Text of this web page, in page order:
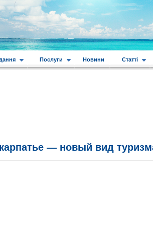
Послуги Новини Статті
— новый вид